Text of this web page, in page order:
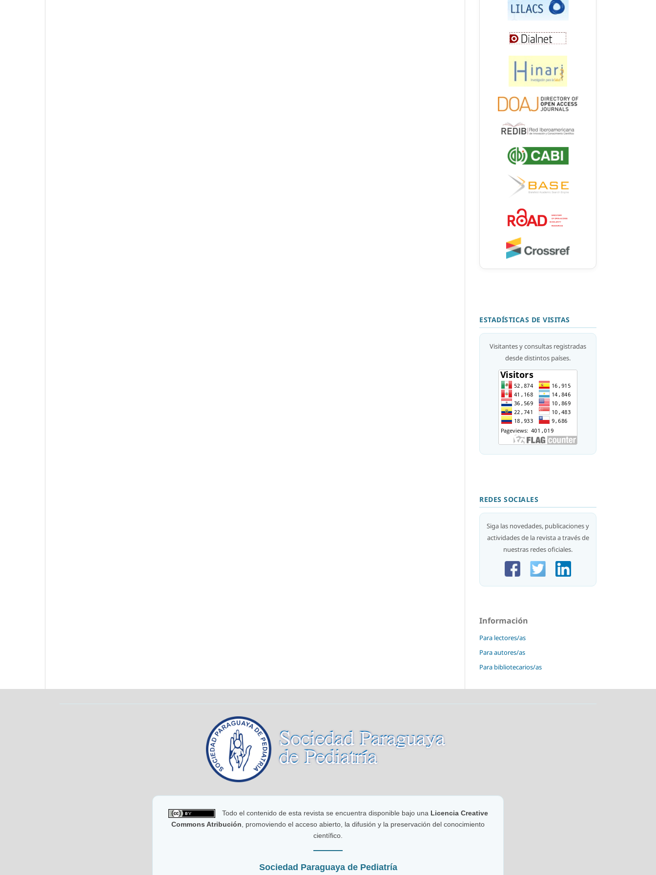
ESTADÍSTICAS DE VISITAS
Visitantes y consultas registradas
desde distintos países.
REDES SOCIALES
Siga las novedades, publicaciones y
actividades de la revista a través de
nuestras redes oficiales.
Información
Para lectores/as
Para autores/as
Para bibliotecarios/as
Todo el contenido de esta revista se encuentra disponible bajo una Licencia Creative
Commons Atribución , promoviendo el acceso abierto, la difusión y la preservación del conocimiento
científico.
Sociedad Paraguaya de Pediatría